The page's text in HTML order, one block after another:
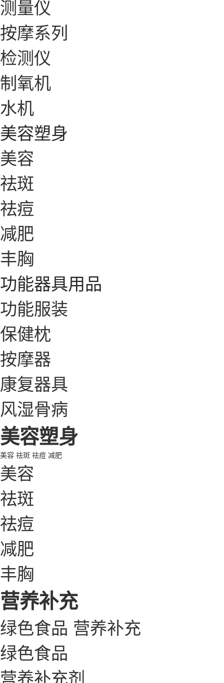
测量仪
按摩系列
检测仪
制氧机
水机
美容塑身
美容
祛斑
祛痘
减肥
丰胸
功能器具用品
功能服装
保健枕
按摩器
康复器具
风湿骨病
美容塑身
美容 祛斑 祛痘 减肥
美容
祛斑
祛痘
减肥
丰胸
营养补充
绿色食品 营养补充
绿色食品
营养补充剂